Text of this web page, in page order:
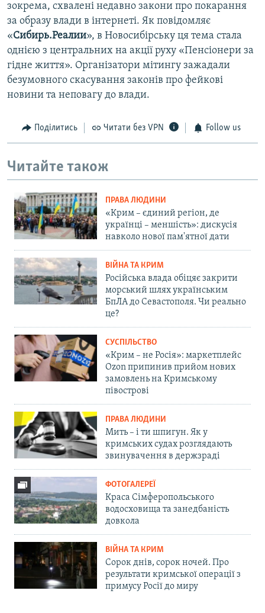
зокрема, схвалені недавно закони про покарання
за образу влади в інтернеті. Як повідомляє
«Сибирь.Реалии», в Новосибірську ця тема стала
однією з центральних на акції руху «Пенсіонери за
гідне життя». Організатори мітингу зажадали
безумовного скасування законів про фейкові
новини та неповагу до влади.
Поділитись Читати без VPN Follow us
Читайте також
ПРАВА ЛЮДИНИ
«Крим – єдиний регіон, де
українці – меншість»: дискусія
навколо нової пам'ятної дати
ВІЙНА ТА КРИМ
Російська влада обіцяє закрити
морський шлях українським
БпЛА до Севастополя. Чи реально
це?
СУСПІЛЬСТВО
«Крим – не Росія»: маркетплейс
Ozon припинив прийом нових
замовлень на Кримському
півострові
ПРАВА ЛЮДИНИ
Мить – і ти шпигун. Як у
кримських судах розглядають
звинувачення в держзраді
ФОТОГАЛЕРЕЇ
Краса Сімферопольського
водосховища та занедбаність
довкола
ВІЙНА ТА КРИМ
Сорок днів, сорок ночей. Про
результати кримської операції з
примусу Росії до миру